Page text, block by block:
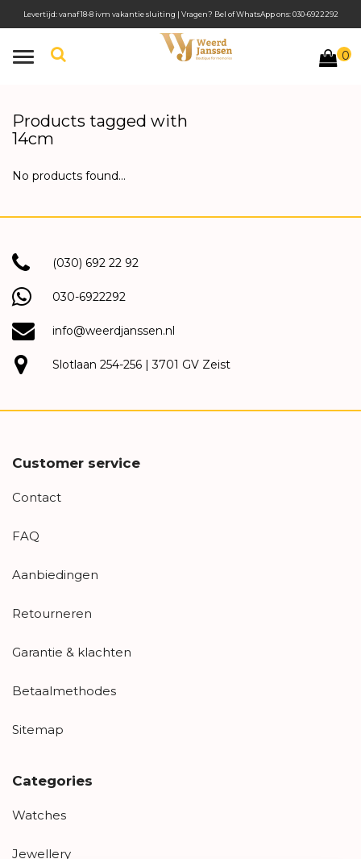
Toggle
0
Levertijd: vanaf 18-8 ivm vakantie sluiting | Vragen? Bel of WhatsApp ons: 030-6922292
Products tagged with
14cm
No products found...
(030) 692 22 92
030-6922292
info@weerdjanssen.nl
Slotlaan 254-256 | 3701 GV Zeist
Customer service
Contact
FAQ
Aanbiedingen
Retourneren
Garantie & klachten
Betaalmethodes
Sitemap
Categories
Watches
Jewellery